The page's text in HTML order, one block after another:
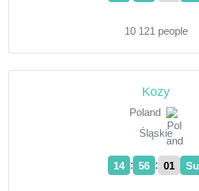
10 121 people
Kozy
Poland
Śląskie
14 : 56 : 02 Su